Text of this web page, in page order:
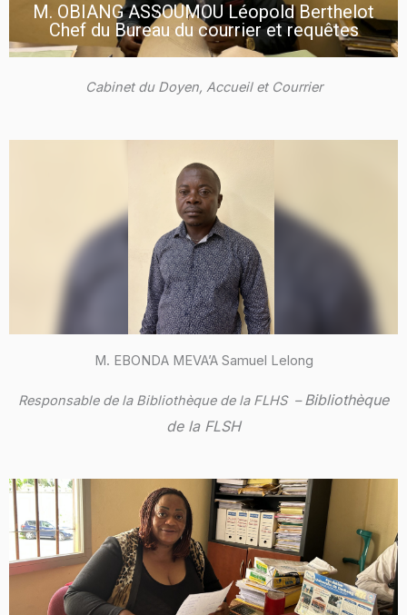
M. OBIANG ASSOUMOU Léopold Berthelot
Chef du Bureau du courrier et requêtes
Cabinet du Doyen, Accueil et Courrier
M. EBONDA MEVA’A Samuel Lelong
Responsable de la Bibliothèque de la FLHS –Bibliothèque
de la FLSH